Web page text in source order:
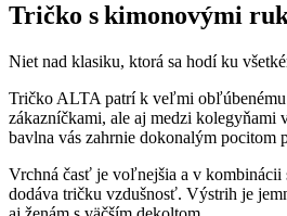
Vrchná časť je voľnejšia a v kombinácii
dodáva tričku vzdušnosť. Výstrih je
aj ženám s väčším dekoltom.
Dolná časť už krásne prilieha na telo
kúsku na pružnosti.
Naozaj to funguje